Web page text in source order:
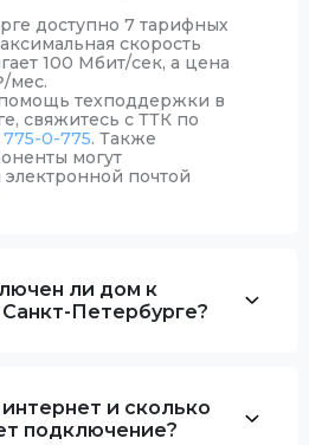
доступно 7 тарифных
скорость
100 Мбит/сек, а цена
/мес.
техподдержки в
свяжитесь с ТТК по
0-775. Также
могут
электронной почтой
ли дом к
Петербурге?
и сколько
подключение?